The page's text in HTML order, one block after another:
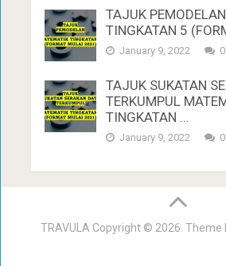
TAJUK
TINGKATAN 5
January 9, 2022 0
TAJUK SUKATAN
TERKUMPUL
TINGKATAN …
January 9, 2022 0
TRAVULA Copyright © 2026. Theme